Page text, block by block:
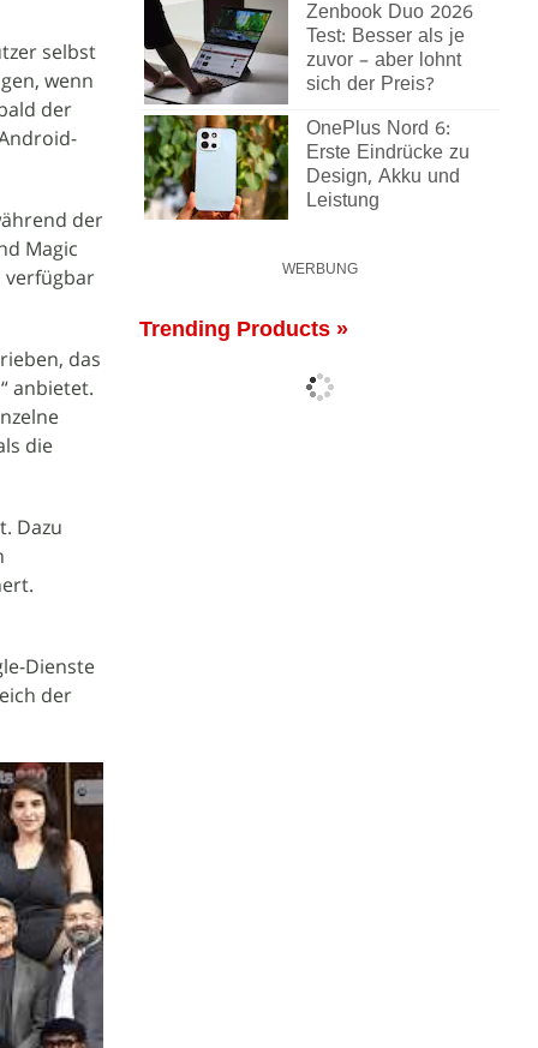
selbst
wenn
der
der
Magic
verfügbar
das
anbietet.
die
Dazu
Dienste
der
Zenbook Duo 2026
Test: Besser als je
zuvor – aber lohnt
sich der Preis?
OnePlus Nord 6:
Erste Eindrücke zu
Design, Akku und
Leistung
WERBUNG
Trending Products »